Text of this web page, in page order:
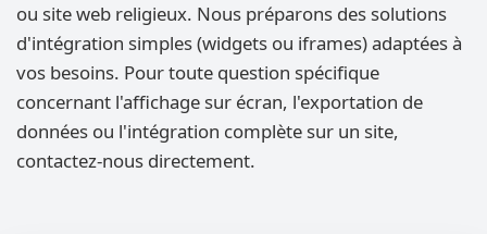
ou site web religieux. Nous préparons des solutions
d'intégration simples (widgets ou iframes) adaptées à
vos besoins. Pour toute question spécifique
concernant l'affichage sur écran, l'exportation de
données ou l'intégration complète sur un site,
contactez-nous directement.